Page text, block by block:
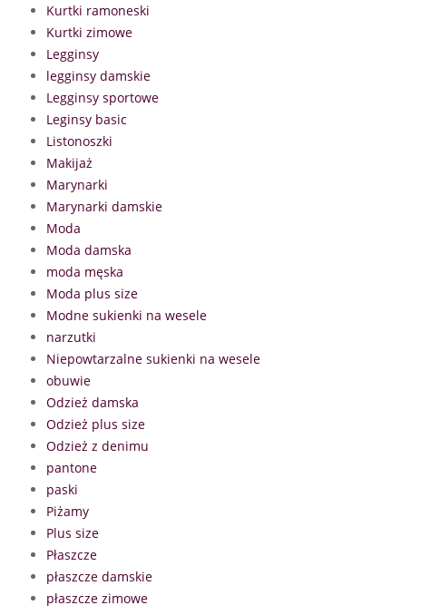
Kurtki ramoneski
Kurtki zimowe
Legginsy
legginsy damskie
Legginsy sportowe
Leginsy basic
Listonoszki
Makijaż
Marynarki
Marynarki damskie
Moda
Moda damska
moda męska
Moda plus size
Modne sukienki na wesele
narzutki
Niepowtarzalne sukienki na wesele
obuwie
Odzież damska
Odzież plus size
Odzież z denimu
pantone
paski
Piżamy
Plus size
Płaszcze
płaszcze damskie
płaszcze zimowe